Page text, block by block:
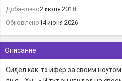
Описание
Сидел как-то ифер за своим
Добавлено2 июля 2018
Обновлено14 июня 2026